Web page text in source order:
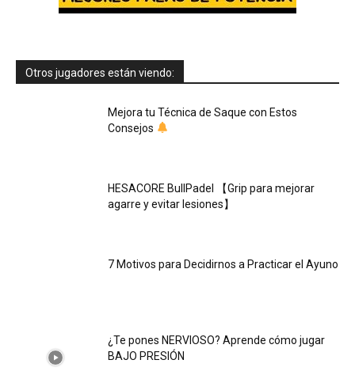
Otros jugadores están viendo:
Mejora tu Técnica de Saque con Estos
Consejos
HESACORE BullPadel 【Grip para mejorar
agarre y evitar lesiones】
7 Motivos para Decidirnos a Practicar el Ayuno
¿Te pones NERVIOSO? Aprende cómo jugar
BAJO PRESIÓN